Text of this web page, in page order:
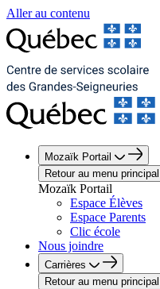
Aller au contenu
Mozaïk Portail
Retour au menu principal
Mozaïk Portail
Espace Élèves
Espace Parents
Clic école
Nous joindre
Carrières
Retour au menu principal